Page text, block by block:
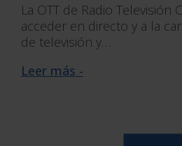
La OTT de Radio Televisión
acceder en directo y a la
de televisión y…
Leer más -